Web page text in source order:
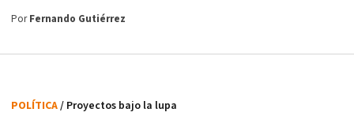
PorFernando Gutiérrez
POLÍTICA/ Proyectos bajo la lupa